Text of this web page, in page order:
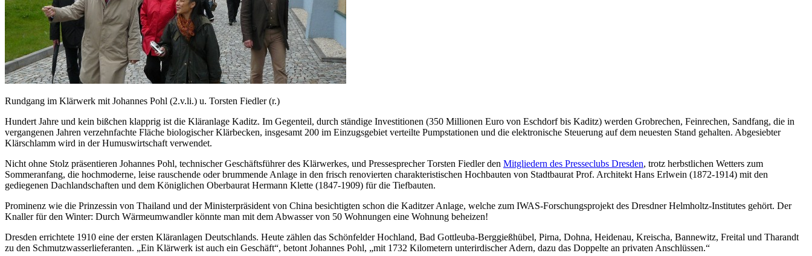
Rundgang im Klärwerk mit Johannes Pohl (2.v.li.) u. Torsten Fiedler (r.)
Hundert Jahre und kein bißchen klapprig ist die Kläranlage Kaditz. Im Gegenteil, durch ständige Investitionen (350 Millionen Euro von Eschdorf bis Kaditz) werden Grobrechen, Feinrechen, Sandfang, die in
vergangenen Jahren verzehnfachte Fläche biologischer Klärbecken, insgesamt 200 im Einzugsgebiet verteilte Pumpstationen und die elektronische Steuerung auf dem neuesten Stand gehalten. Abgesiebter
Klärschlamm wird in der Humuswirtschaft verwendet.
Nicht ohne Stolz präsentieren Johannes Pohl, technischer Geschäftsführer des Klärwerkes, und Pressesprecher Torsten Fiedler den Mitgliedern des Presseclubs Dresden, trotz herbstlichen Wetters zum
Sommeranfang, die hochmoderne, leise rauschende oder brummende Anlage in den frisch renovierten charakteristischen Hochbauten von Stadtbaurat Prof. Architekt Hans Erlwein (1872-1914) mit den
gediegenen Dachlandschaften und dem Königlichen Oberbaurat Hermann Klette (1847-1909) für die Tiefbauten.
Prominenz wie die Prinzessin von Thailand und der Ministerpräsident von China besichtigten schon die Kaditzer Anlage, welche zum IWAS-Forschungsprojekt des Dresdner Helmholtz-Institutes gehört. Der
Knaller für den Winter: Durch Wärmeumwandler könnte man mit dem Abwasser von 50 Wohnungen eine Wohnung beheizen!
Dresden errichtete 1910 eine der ersten Kläranlagen Deutschlands. Heute zählen das Schönfelder Hochland, Bad Gottleuba-Berggießhübel, Pirna, Dohna, Heidenau, Kreischa, Bannewitz, Freital und Tharandt
zu den Schmutzwasserlieferanten. „Ein Klärwerk ist auch ein Geschäft“, betont Johannes Pohl, „mit 1732 Kilometern unterirdischer Adern, dazu das Doppelte an privaten Anschlüssen.“